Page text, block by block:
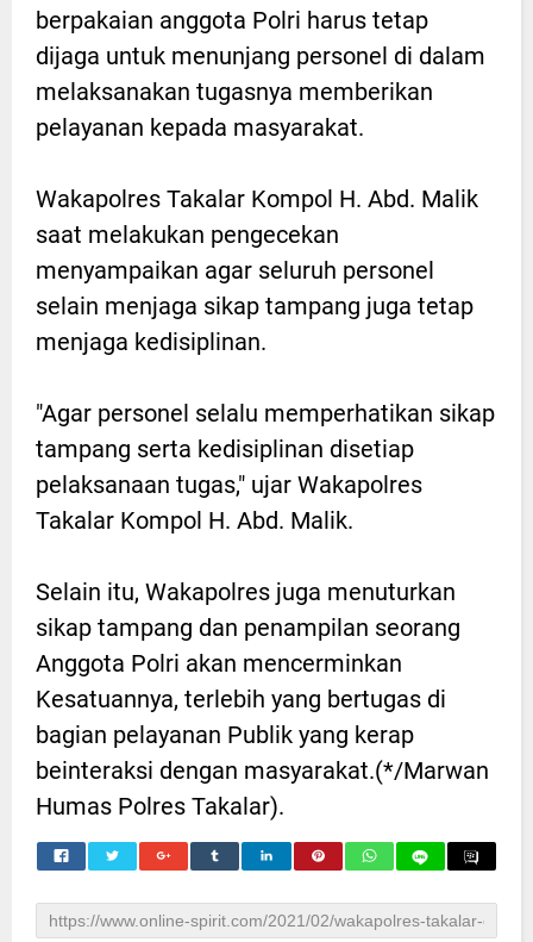
berpakaian anggota Polri harus tetap
dijaga untuk menunjang personel di dalam
melaksanakan tugasnya memberikan
pelayanan kepada masyarakat.
Wakapolres Takalar Kompol H. Abd. Malik
saat melakukan pengecekan
menyampaikan agar seluruh personel
selain menjaga sikap tampang juga tetap
menjaga kedisiplinan.
"Agar personel selalu memperhatikan sikap
tampang serta kedisiplinan disetiap
pelaksanaan tugas," ujar Wakapolres
Takalar Kompol H. Abd. Malik.
Selain itu, Wakapolres juga menuturkan
sikap tampang dan penampilan seorang
Anggota Polri akan mencerminkan
Kesatuannya, terlebih yang bertugas di
bagian pelayanan Publik yang kerap
beinteraksi dengan masyarakat.(*/Marwan
Humas Polres Takalar).